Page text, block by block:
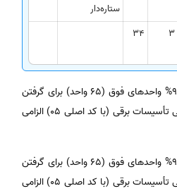
ستاره‌دار
3
34
تبصره 1: گذراندن حداقل 90% واحدهای فوق (65 واحد) برای گرفتن
پروانه اشتغال بکار مهندسی تأسیسات برقی (با کد اصلی 05) الزامی
تبصره 1: گذراندن حداقل 90% واحدهای فوق (65 واحد) برای گرفتن
پروانه اشتغال بکار مهندسی تأسیسات برقی (با کد اصلی 05) الزامی